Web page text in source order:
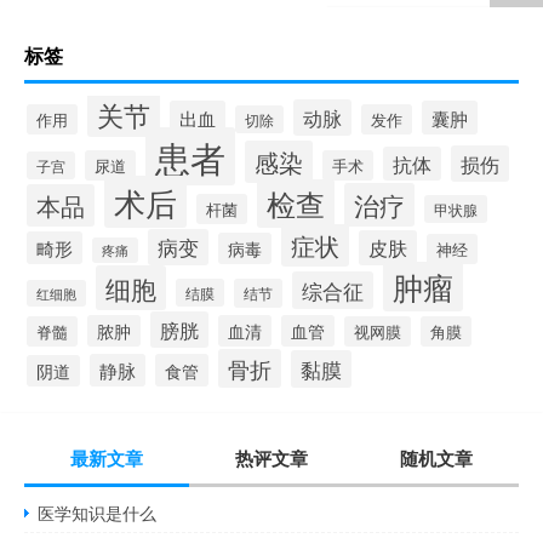
标签
作用 关节 出血 切除 动脉 发作 囊肿
子宫 尿道 患者 感染 手术 抗体 损伤
本品 术后 杆菌 检查 治疗 甲状腺
畸形 疼痛 病变 病毒 症状 皮肤 神经
红细胞 细胞 结膜 结节 综合征 肿瘤
脊髓 脓肿 膀胱 血清 血管 视网膜 角膜
阴道 静脉 食管 骨折 黏膜
最新文章 热评文章 随机文章
医学知识是什么